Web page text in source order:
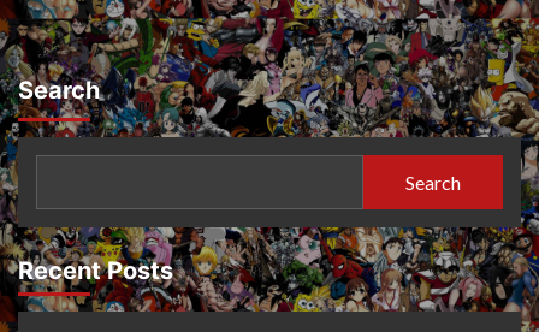
Search
Search
Recent Posts